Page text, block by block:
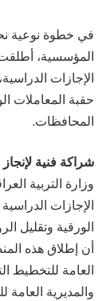
في خطوة نوعية
المؤسسية، أطلقت
الإجازات
حقبة المعاملات
المحافظات.
شراكة فنية
وزارة التربية
الإجازات
الورقية وتقليل
أن إطلاق هذه
العامة للتخطيط
والمديرية العامة